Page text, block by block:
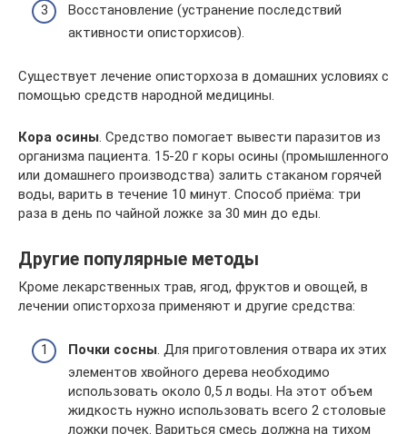
Восстановление (устранение последствий
активности описторхисов).
Существует лечение описторхоза в домашних условиях с
помощью средств народной медицины.
Кора осины . Средство помогает вывести паразитов из
организма пациента. 15-20 г коры осины (промышленного
или домашнего производства) залить стаканом горячей
воды, варить в течение 10 минут. Способ приёма: три
раза в день по чайной ложке за 30 мин до еды.
Другие популярные методы
Кроме лекарственных трав, ягод, фруктов и овощей, в
лечении описторхоза применяют и другие средства:
Почки сосны. Для приготовления отвара их этих
элементов хвойного дерева необходимо
использовать около 0,5 л воды. На этот объем
жидкость нужно использовать всего 2 столовые
ложки почек. Вариться смесь должна на тихом